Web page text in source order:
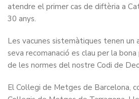
atendre el primer cas de diftèria a
30 anys.
Les vacunes sistemàtiques tenen un
seva recomanació es clau per la
de les normes del nostre Codi de
El Col·legi de Metges de Barcelona,